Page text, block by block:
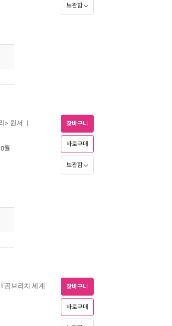
보관함
> 원서
월
장바구니
바로구매
보관함
곰브리치 세계 장바구니
바로구매